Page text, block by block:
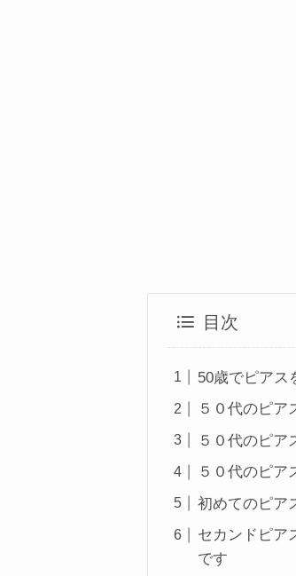
目次
50歳でピアス
５０代のピア
５０代のピア
５０代のピア
初めてのピア
セカンドピア
です